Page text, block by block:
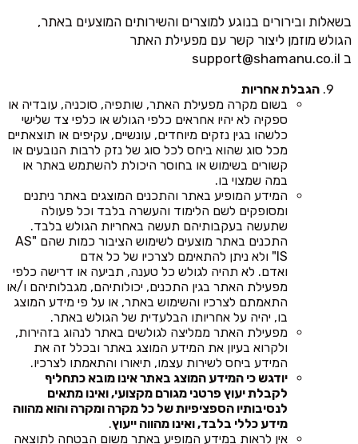
בשאלות ובירורים בנוגע למוצרים והשירותים המוצעים באתר,
הגולש מוזמן ליצור קשר עם מפעילת האתר
ב support@shamanu.co.il
הגבלת אחריות
בשום מקרה מפעילת האתר, שותפיה, סוכניה, עובדיה או
ספקיה לא יהיו אחראים כלפי הגולש או כלפי צד שלישי
כלשהו בגין נזקים מיוחדים, עונשיים, עקיפים או תוצאתיים
מכל סוג שהוא ביחס לכל סוג של נזק לרבות הנובעים או
קשורים בשימוש או בחוסר היכולת להשתמש באתר או
במה שמצוי בו.
המידע המופיע באתר והתכנים המוצגים באתר ניתנים
ומסופקים לשם הלימוד והעשרה בלבד וכל פעולה
שתעשה בעקבותיהם תעשה באחריות הגולש בלבד.
התכנים באתר מוצעים לשימוש הציבור כמות שהם "AS
IS" ולא ניתן להתאימם לצרכיו של כל אדם
ואדם. לא תהיה לגולש כל טענה, תביעה או דרישה כלפי
מפעילת האתר בגין התכנים, יכולותיהם, מגבלותיהם ו/או
התאמתם לצרכיו והשימוש באתר, או על פי מידע המוצג
בו, יהיה על אחריותו הבלעדית של הגולש באתר.
מפעילת האתר ממליצה לגולשים באתר לנהוג בזהירות,
ולקרוא בעיון את המידע המוצג באתר ובכלל זה את
המידע ביחס לשירות עצמו, תיאורו והתאמתו לצרכיו.
יודגש כי המידע המוצג באתר אינו מובא כתחליף
לקבלת יעוץ פרטני מגורם מקצועי, ואינו מתאים
לנסיבותיו הספציפיות של כל מקרה ומקרה והוא מהווה
מידע כללי בלבד, ואינו מהווה ייעוץ.
אין לראות במידע המופיע באתר משום הבטחה לתוצאה